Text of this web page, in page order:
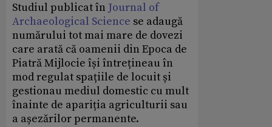
Studiul publicat în Journal of
Archaeological Science se adaugă
numărului tot mai mare de dovezi
care arată că oamenii din Epoca de
Piatră Mijlocie își întrețineau în
mod regulat spațiile de locuit și
gestionau mediul domestic cu mult
înainte de apariția agriculturii sau
a așezărilor permanente.